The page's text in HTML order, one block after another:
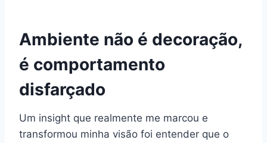
Ambiente não é decoração,
é comportamento
disfarçado
Um insight que realmente me marcou e
transformou minha visão foi entender que o